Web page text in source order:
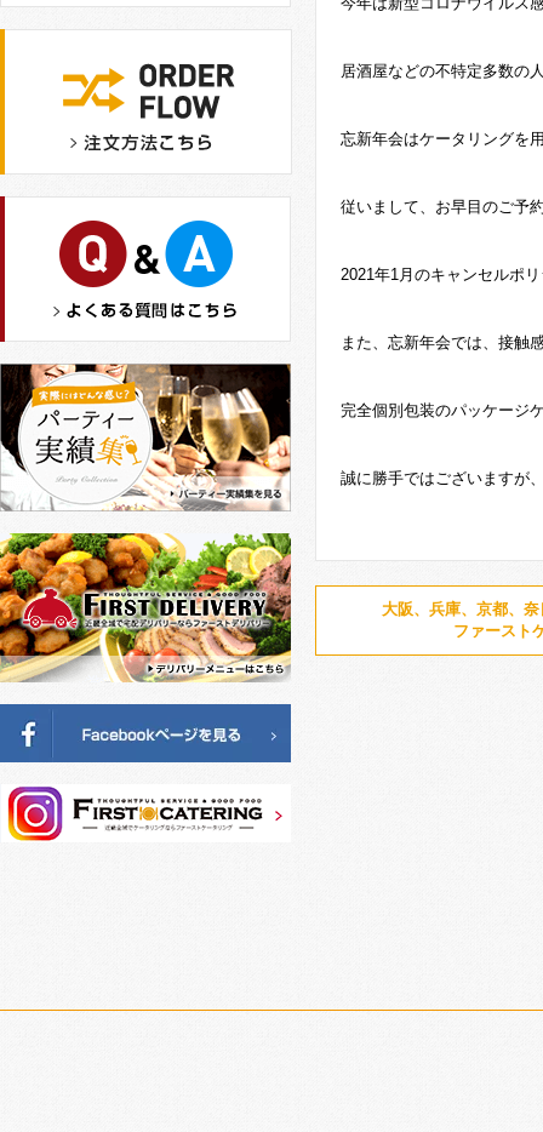
居酒屋などの不特定多数の
忘新年会はケータリングを
従いまして、お早目のご予
2021年1月のキャンセルポ
また、忘新年会では、接触
完全個別包装のパッケージ
誠に勝手ではございますが
大阪、兵庫、京都、
ファースト